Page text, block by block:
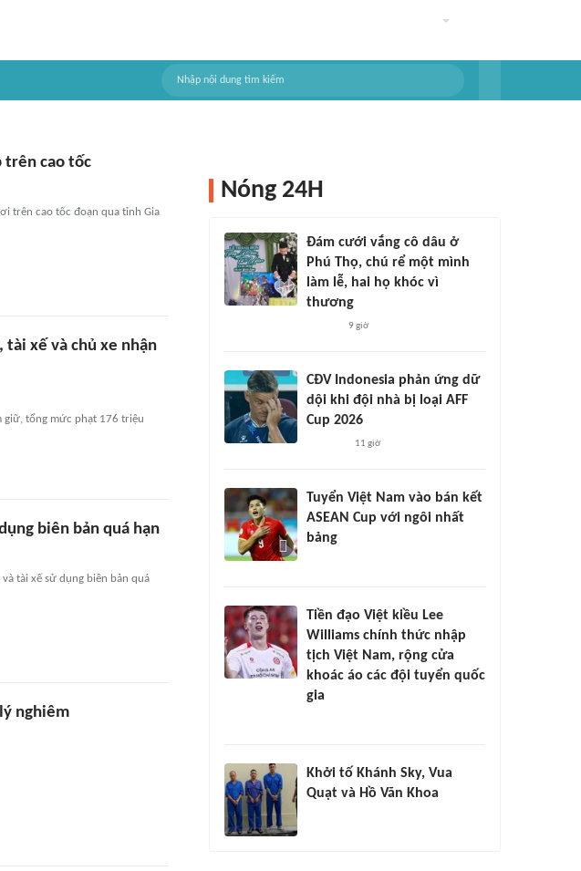
trên cao tốc
trên cao tốc đoạn qua tỉnh Gia
tài xế và chủ xe nhận
giữ, tổng mức phạt 176 triệu
biên bản quá hạn
tài xế sử dụng biên bản quá
nghiêm
Nóng 24H
Đám cưới vắng cô dâu ở
Phú Thọ, chú rể một mình
làm lễ, hai họ khóc vì
thương
9 giờ
CĐV Indonesia phản ứng dữ
dội khi đội nhà bị loại AFF
Cup 2026
11 giờ
Tuyển Việt Nam vào bán kết
ASEAN Cup với ngôi nhất
bảng
Tiền đạo Việt kiều Lee
Williams chính thức nhập
tịch Việt Nam, rộng cửa
khoác áo các đội tuyển quốc
gia
Khởi tố Khánh Sky, Vua
Quạt và Hồ Văn Khoa